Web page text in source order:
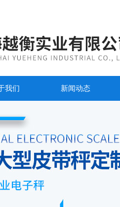
我们 新闻动态